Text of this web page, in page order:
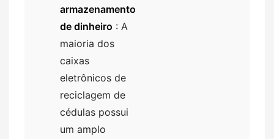
armazenamento
de dinheiro : A
maioria dos
caixas
eletrônicos de
reciclagem de
cédulas possui
um amplo